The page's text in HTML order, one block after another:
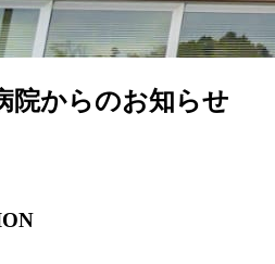
院からのお知らせ